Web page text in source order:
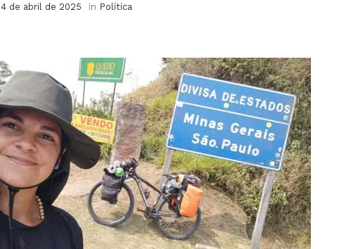
4 de abril de 2025 in Política